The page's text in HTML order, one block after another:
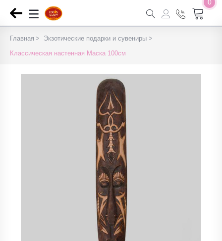
0
Главная
Экзотические подарки и сувениры
Классическая настенная Маска 100см